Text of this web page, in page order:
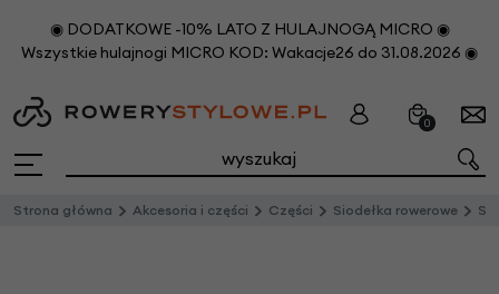
◉ DODATKOWE -10% LATO Z HULAJNOGĄ MICRO ◉
Wszystkie hulajnogi MICRO KOD: Wakacje26 do 31.08.2026 ◉
0
Strona główna Akcesoria i części Części Siodełka rowerowe